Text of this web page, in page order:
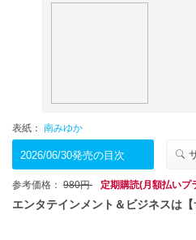
表紙： 南みゆか
2026/06/30発売の目次
参考価格： 980円 定期購読(月額払いプ
エンタテインメント＆ビジネスは